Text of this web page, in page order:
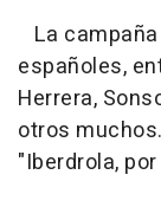
La
españoles,
Herrera,
otros
"Iberdrola,